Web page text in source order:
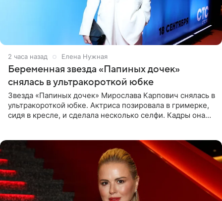
2 часа назад Елена Нужная
Беременная звезда «Папиных дочек»
снялась в ультракороткой юбке
Звезда «Папиных дочек» Мирослава Карпович снялась в
ультракороткой юбке. Актриса позировала в гримерке,
сидя в кресле, и сделала несколько селфи. Кадры она